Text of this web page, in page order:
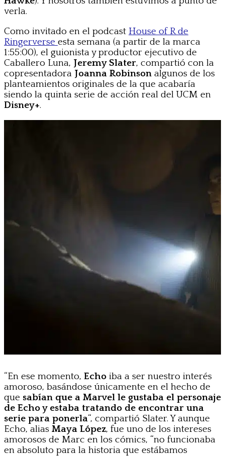
verla.
Como invitado en el podcast House of R de
Ringerverse esta semana (a partir de la marca
1:55:00), el guionista y productor ejecutivo de
Caballero Luna, Jeremy Slater, compartió con la
copresentadora Joanna Robinson algunos de los
planteamientos originales de la que acabaría
siendo la quinta serie de acción real del UCM en
Disney+.
“En ese momento, Echo iba a ser nuestro interés
amoroso, basándose únicamente en el hecho de
que sabían que a Marvel le gustaba el personaje
de Echo y estaba tratando de encontrar una
serie para ponerla“, compartió Slater. Y aunque
Echo, alias Maya López, fue uno de los intereses
amorosos de Marc en los cómics, “no funcionaba
en absoluto para la historia que estábamos